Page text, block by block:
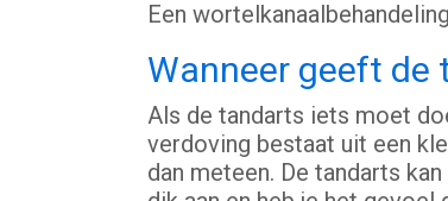
Een
Wanneer geeft de
Als de tandarts iets moet
verdoving bestaat uit een
dan meteen. De tandarts